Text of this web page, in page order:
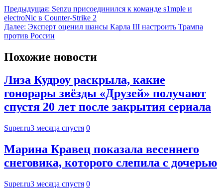
Предыдущая: Senzu присоединился к команде s1mple и
electroNic в Counter-Strike 2
Далее: Эксперт оценил шансы Карла III настроить Трампа
против России
Похожие новости
Лиза Кудроу раскрыла, какие
гонорары звёзды «Друзей» получают
спустя 20 лет после закрытия сериала
Super.ru3 месяца спустя 0
Марина Кравец показала весеннего
снеговика, которого слепила с дочерью
Super.ru3 месяца спустя 0